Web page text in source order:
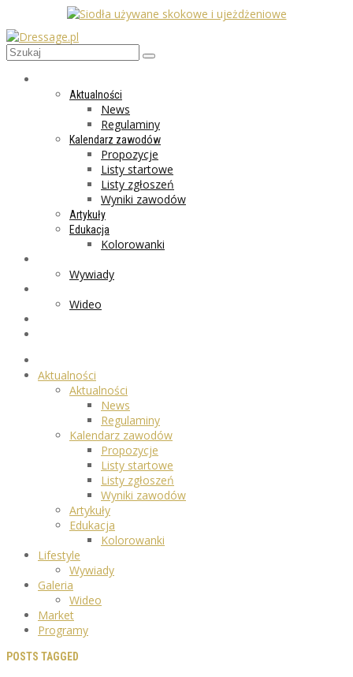
Aktualności
News
Regulaminy
Kalendarz zawodów
Propozycje
Listy startowe
Listy zgłoszeń
Wyniki zawodów
Artykuły
Edukacja
Kolorowanki
Wywiady
Wideo
Aktualności
Aktualności
News
Regulaminy
Kalendarz zawodów
Propozycje
Listy startowe
Listy zgłoszeń
Wyniki zawodów
Artykuły
Edukacja
Kolorowanki
Lifestyle
Wywiady
Galeria
Wideo
Market
Programy
POSTS TAGGED